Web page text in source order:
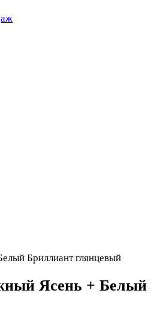
Бриллиант глянцевый
Ясень + Белый